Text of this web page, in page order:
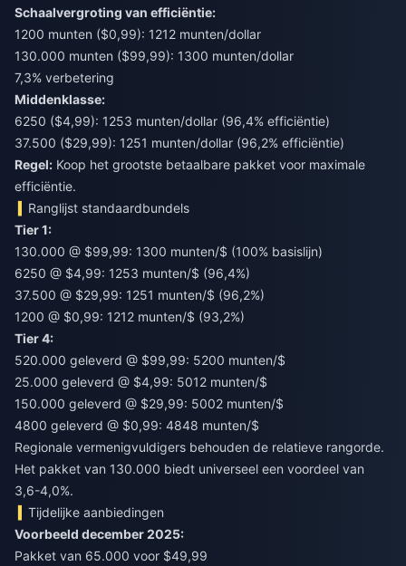
Schaalvergroting van efficiëntie:
1200 munten ($0,99): 1212 munten/dollar
130.000 munten ($99,99): 1300 munten/dollar
7,3% verbetering
Middenklasse:
6250 ($4,99): 1253 munten/dollar (96,4% efficiëntie)
37.500 ($29,99): 1251 munten/dollar (96,2% efficiëntie)
Regel: Koop het grootste betaalbare pakket voor maximale
efficiëntie.
Ranglijst standaardbundels
Tier 1:
130.000 @ $99,99: 1300 munten/$ (100% basislijn)
6250 @ $4,99: 1253 munten/$ (96,4%)
37.500 @ $29,99: 1251 munten/$ (96,2%)
1200 @ $0,99: 1212 munten/$ (93,2%)
Tier 4:
520.000 geleverd @ $99,99: 5200 munten/$
25.000 geleverd @ $4,99: 5012 munten/$
150.000 geleverd @ $29,99: 5002 munten/$
4800 geleverd @ $0,99: 4848 munten/$
Regionale vermenigvuldigers behouden de relatieve rangorde.
Het pakket van 130.000 biedt universeel een voordeel van
3,6-4,0%.
Tijdelijke aanbiedingen
Voorbeeld december 2025:
Pakket van 65.000 voor $49,99